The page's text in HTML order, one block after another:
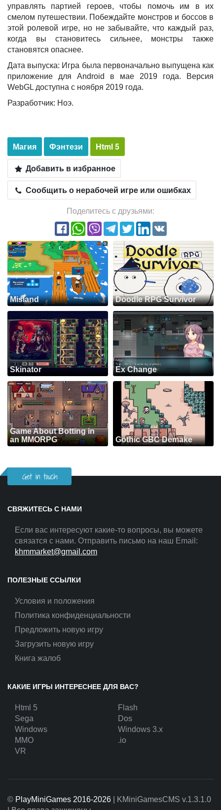
управлять партией героев, чтобы помочь им в их
смелом путешествии. Побеждайте монстров и боссов в
этой ролевой игре, но не забывайте, что каждый раз,
когда вы становитесь сильнее, монстры также
становятся опаснее.
Дата выпуска: Игра была первоначально выпущена как
приложение для Android в мае 2019 года. Версия
WebGL доступна с ноября 2019 года.
Разработчик: Ноэ.
Магия Фэнтези
Html 5
Добавить в избранное
Сообщить о нерабочей игре или ошибках
Поделитесь с друзьями:
Misland Doodle RPG Survivor
Skinator Ex Change
Game About Botting in
an MMORPG
Gothic GBC Demake
Get in touch
СВЯЖИТЕСЬ С НАМИ
Если вас интересуют какие-то вопросы, вы можете
связатся с нами. Отправить письмо на наш Email:
khmmarket@gmail.com
ПОЛЕЗНЫЕ ССЫЛКИ
Условия и положения
Политика конфиденциальности
Предложить новую игру
Загрузить новую игру
Книга жалоб
КАКИЕ ИГРЫ ИНТЕРЕСНЕЕ ДЛЯ ВАС?
Html 5
Flash
Sega
Dos
Windows
Windows 3.x
MMO
.io
VR
© PlayMiniGames 2016-2026 | KMiniGamesCMS v.1.3.1.0